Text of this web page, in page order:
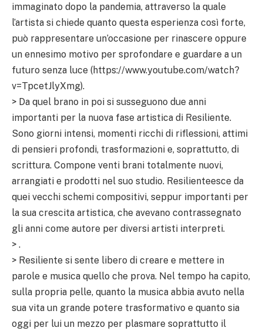
immaginato dopo la pandemia, attraverso la quale
l’artista si chiede quanto questa esperienza così forte,
può rappresentare un’occasione per rinascere oppure
un ennesimo motivo per sprofondare e guardare a un
futuro senza luce (https://www.youtube.com/watch?
v=TpcetJlyXmg).
> Da quel brano in poi si susseguono due anni
importanti per la nuova fase artistica di Resiliente.
Sono giorni intensi, momenti ricchi di riflessioni, attimi
di pensieri profondi, trasformazioni e, soprattutto, di
scrittura. Compone venti brani totalmente nuovi,
arrangiati e prodotti nel suo studio. Resilienteesce da
quei vecchi schemi compositivi, seppur importanti per
la sua crescita artistica, che avevano contrassegnato
gli anni come autore per diversi artisti interpreti.
> .
> Resiliente si sente libero di creare e mettere in
parole e musica quello che prova. Nel tempo ha capito,
sulla propria pelle, quanto la musica abbia avuto nella
sua vita un grande potere trasformativo e quanto sia
oggi per lui un mezzo per plasmare soprattutto il